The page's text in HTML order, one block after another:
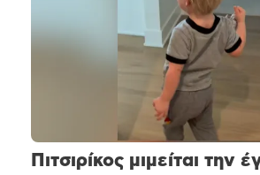
Πιτσιρίκος μιμείται την